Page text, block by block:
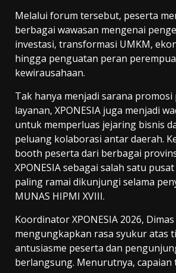
Melalui forum tersebut, peserta
berbagai wawasan mengenai
investasi, transformasi UMKM,
hingga penguatan peran
kewirausahaan.
Tak hanya menjadi sarana
layanan, XPONESIA juga menjadi
untuk memperluas jejaring bisnis
peluang kolaborasi antar daerah.
booth peserta dari berbagai
XPONESIA sebagai salah satu
paling ramai dikunjungi selama
MUNAS HIPMI XVIII.
Koordinator XPONESIA 2026,
mengungkapkan rasa syukur atas
antusiasme peserta dan
berlangsung. Menurutnya, capaian